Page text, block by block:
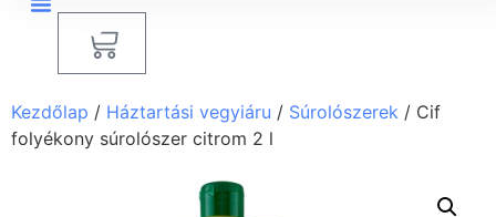
Kezdőlap / Háztartási vegyiáru / Súrolószerek / Cif
folyékony súrolószer citrom 2 l